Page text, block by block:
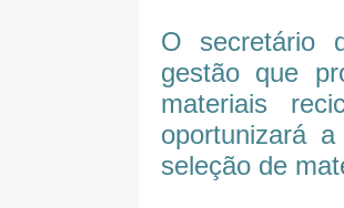
O secretário
gestão que
materiais
oportunizará
seleção de